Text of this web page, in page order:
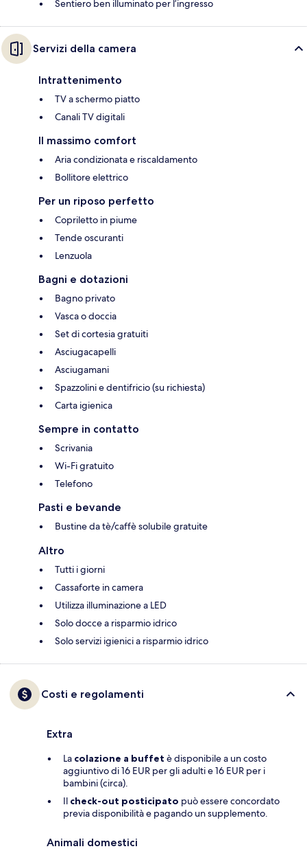
Sentiero ben illuminato per l’ingresso
Servizi della camera
Intrattenimento
TV a schermo piatto
Canali TV digitali
Il massimo comfort
Aria condizionata e riscaldamento
Bollitore elettrico
Per un riposo perfetto
Copriletto in piume
Tende oscuranti
Lenzuola
Bagni e dotazioni
Bagno privato
Vasca o doccia
Set di cortesia gratuiti
Asciugacapelli
Asciugamani
Spazzolini e dentifricio (su richiesta)
Carta igienica
Sempre in contatto
Scrivania
Wi-Fi gratuito
Telefono
Pasti e bevande
Bustine da tè/caffè solubile gratuite
Altro
Tutti i giorni
Cassaforte in camera
Utilizza illuminazione a LED
Solo docce a risparmio idrico
Solo servizi igienici a risparmio idrico
Costi e regolamenti
Extra
La colazione a buffet è disponibile a un costo
aggiuntivo di 16 EUR per gli adulti e 16 EUR per i
bambini (circa).
Il check-out posticipato può essere concordato
previa disponibilità e pagando un supplemento.
Animali domestici